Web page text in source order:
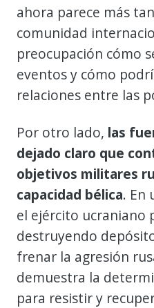
ahora parece más
comunidad
preocupación cómo
eventos y cómo
relaciones entre las
Por otro lado, las
dejado claro que
objetivos militares
capacidad bélica. En
el ejército ucraniano
destruyendo
frenar la agresión
demuestra la
para resistir y